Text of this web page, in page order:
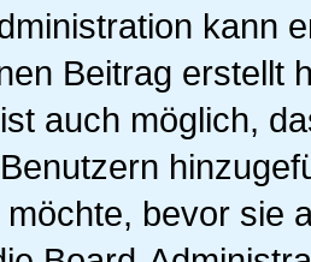
kann
Beitrag erstellt
auch möglich,
bevor sie